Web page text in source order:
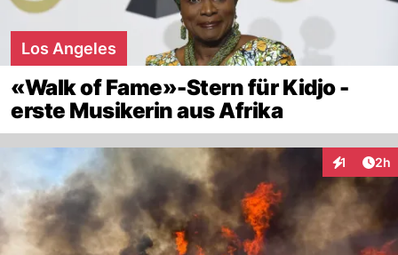
Los Angeles
«Walk of Fame»-Stern für Kidjo -
erste Musikerin aus Afrika
1 2h